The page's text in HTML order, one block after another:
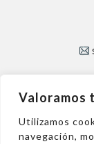
Valoramos
Utilizamos
navegación,